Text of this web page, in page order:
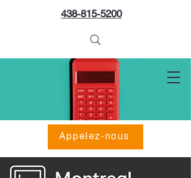
438-815-5200
Appelez-nous